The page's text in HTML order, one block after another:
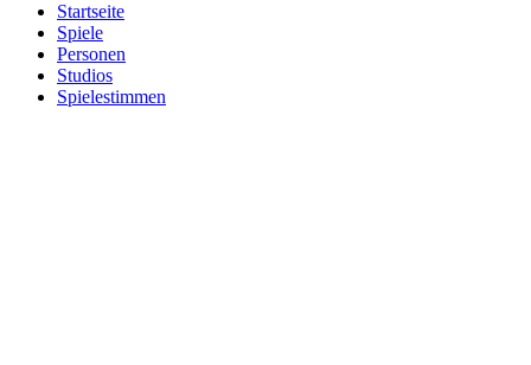
Startseite
Spiele
Personen
Studios
Spielestimmen